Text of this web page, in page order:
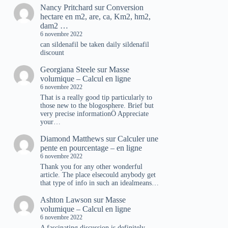
Nancy Pritchard surConversion
hectare en m2, are, ca, Km2, hm2,
dam2 …
6 novembre 2022
can sildenafil be taken daily sildenafil
discount
Georgiana Steele surMasse
volumique – Calcul en ligne
6 novembre 2022
That is a really good tip particularly to
those new to the blogosphere. Brief but
very precise informationÖ Appreciate
your…
Diamond Matthews surCalculer une
pente en pourcentage – en ligne
6 novembre 2022
Thank you for any other wonderful
article. The place elsecould anybody get
that type of info in such an idealmeans…
Ashton Lawson surMasse
volumique – Calcul en ligne
6 novembre 2022